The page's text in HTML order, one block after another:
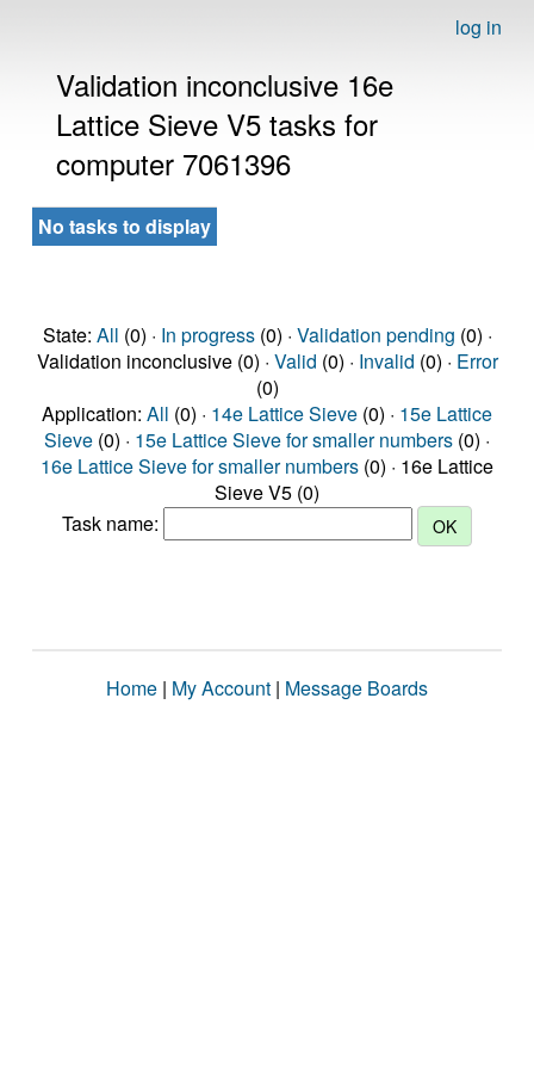
log in
Validation inconclusive 16e
Lattice Sieve V5 tasks for
computer 7061396
No tasks to display
State: All (0) · In progress(0) · Validation pending (0) ·
Validation inconclusive (0) · Valid (0) · Invalid (0) · Error
(0)
Application: All (0) · 14e Lattice Sieve (0) · 15e Lattice
Sieve (0) · 15e Lattice Sieve for smaller numbers (0) ·
16e Lattice Sieve for smaller numbers (0) · 16e Lattice
Sieve V5 (0)
Task name:
Home | My Account | Message Boards